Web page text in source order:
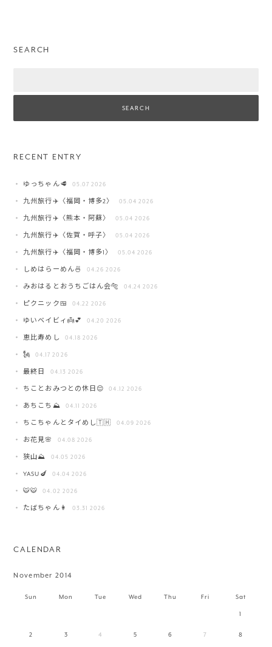
SEARCH
RECENT ENTRY
ゆっちゃん🥩 05.07 2026
九州旅行✈️〈福岡・博多2〉 05.04 2026
九州旅行✈️〈熊本・阿蘇〉 05.04 2026
九州旅行✈️〈佐賀・呼子〉 05.04 2026
九州旅行✈️〈福岡・博多1〉 05.04 2026
しめはらーめん🍜 04.26 2026
みおはるとおうちごはん会🐅 04.24 2026
ピクニック🍱 04.22 2026
ゆいベイビィ👼💕 04.20 2026
恵比寿めし 04.18 2026
🗽 04.17 2026
最終日 04.13 2026
ちことおみつとの休日😌 04.12 2026
あちこち⛰️ 04.11 2026
ちこちゃんとタイめし🇹🇭 04.09 2026
お花見🌸 04.08 2026
狭山⛰️ 04.05 2026
YASU🍆 04.04 2026
🐯🐯 04.02 2026
たばちゃん👩 03.31 2026
CALENDAR
November 2014
Sun Mon Tue Wed Thu Fri Sat
1
2 3 4 5 6 7 8